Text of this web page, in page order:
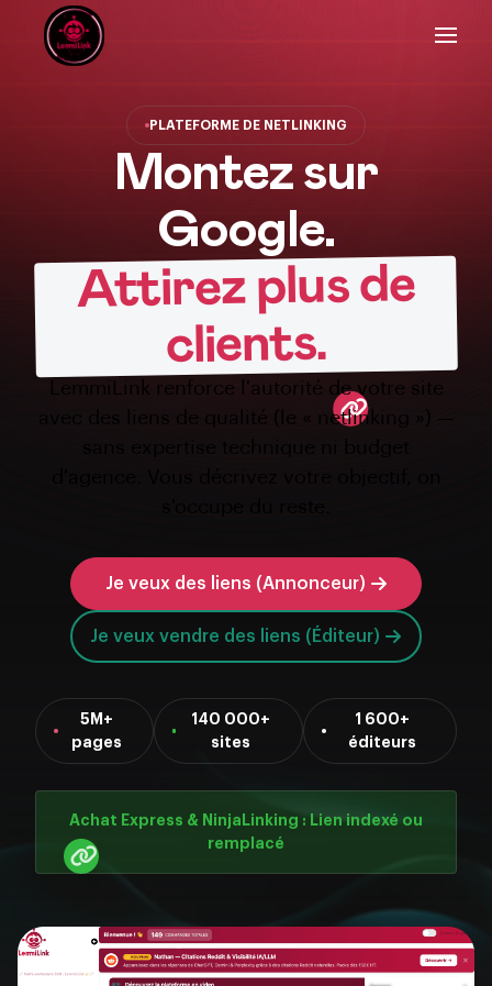
PLATEFORME DE NETLINKING
Montez sur
Google.
Attirez plus de
clients.
LemmiLink renforce l'autorité de votre site
avec des liens de qualité (le « netlinking ») —
sans expertise technique ni budget
Je veux des liens (Annonceur)
Je veux vendre des liens (Éditeur)
5M+
pages
140 000+
sites
1 600+
éditeurs
Achat Express & NinjaLinking : Lien indexé ou
remplacé